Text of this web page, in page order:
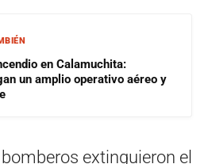
en Calamuchita:
un amplio operativo aéreo y
extinguieron el